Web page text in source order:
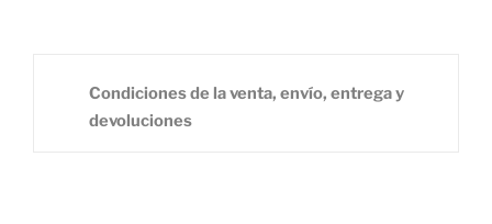
Condiciones de la venta, envío, entrega y
devoluciones